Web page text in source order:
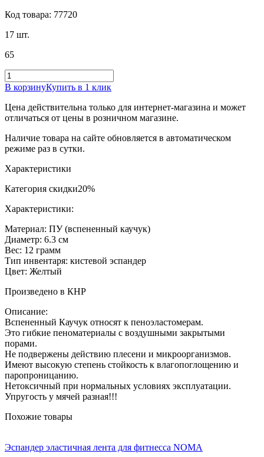
Код товара: 77720
17 шт.
65
В корзинуКупить в 1 клик
Цена действительна только для интернет-магазина и может
отличаться от цены в розничном магазине.
Наличие товара на сайте обновляется в автоматическом
режиме раз в сутки.
Характеристики
Категория скидки20%
Характеристики:
Материал: ПУ (вспененный каучук)
Диаметр: 6.3 см
Вес: 12 грамм
Тип инвентаря: кистевой эспандер
Цвет: Желтый
Произведено в КНР
Описание:
Вспененный Каучук относят к пеноэластомерам.
Это гибкие пеноматериалы с воздушными закрытыми
порами.
Не подвержены действию плесени и микроорганизмов.
Имеют высокую степень стойкость к влагопоглощению и
паропроницанию.
Нетоксичный при нормальных условиях эксплуатации.
Упругость у мячей разная!!!
Похожие товары
Эспандер эластичная лента для фитнесса NOMA